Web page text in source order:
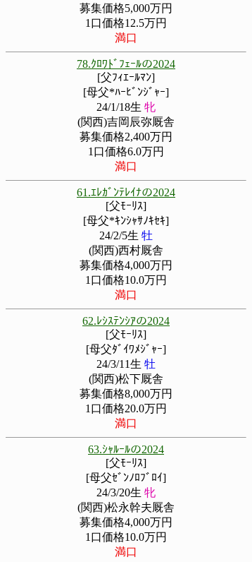
募集価格5,000万円
1口価格12.5万円
満口
78.ｸﾛﾜﾄﾞﾌｪｰﾙの2024
[父ﾌｨｴｰﾙﾏﾝ]
[母父*ﾊｰﾋﾞﾝｼﾞｬｰ]
24/1/18生 牝
(関西)吉岡辰弥厩舎
募集価格2,400万円
1口価格6.0万円
満口
61.ｴﾚｶﾞﾝﾃﾚｲﾅの2024
[父ﾓｰﾘｽ]
[母父*ｷﾝｼｬｻﾉｷｾｷ]
24/2/5生 牡
(関西)西村厩舎
募集価格4,000万円
1口価格10.0万円
満口
62.ﾚｼｽﾃﾝｼｱの2024
[父ﾓｰﾘｽ]
[母父ﾀﾞｲﾜﾒｼﾞｬｰ]
24/3/11生 牡
(関西)松下厩舎
募集価格8,000万円
1口価格20.0万円
満口
63.ｼｬﾙｰﾙの2024
[父ﾓｰﾘｽ]
[母父ｾﾞﾝﾉﾛﾌﾞﾛｲ]
24/3/20生 牝
(関西)松永幹夫厩舎
募集価格4,000万円
1口価格10.0万円
満口